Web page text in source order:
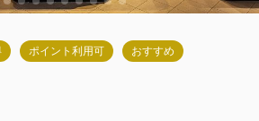
詳細 今すぐ予約
ポイント利用可 おすすめ